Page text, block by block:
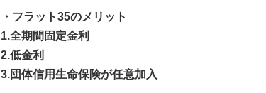
・フラット35のメリット
1.全期間固定金利
2.低金利
3.団体信用生命保険が任意加入